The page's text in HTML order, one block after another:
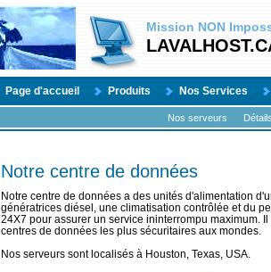
Mission NON
Page d'accueil Produits Nos Services
Nos serveurs
Notre centre de données
Notre centre de données a des unités d'alimentation
génératrices diésel, une climatisation contrôlée et du
24X7 pour assurer un service ininterrompu maximum.
centres de données les plus sécuritaires aux mondes.
Nos serveurs sont localisés à Houston, Texas, USA.